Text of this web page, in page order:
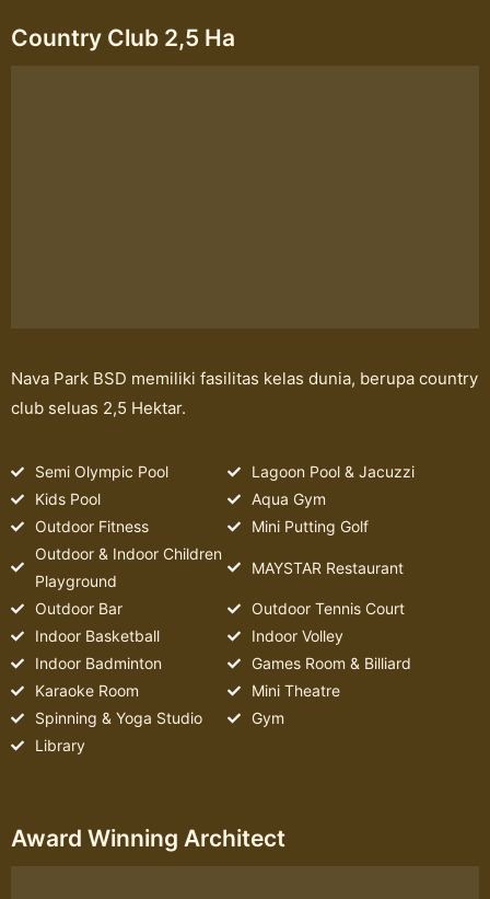
Country Club 2,5 Ha
Nava Park BSD memiliki fasilitas kelas dunia, berupa country
club seluas 2,5 Hektar.
Semi Olympic Pool
Lagoon Pool & Jacuzzi
Kids Pool
Aqua Gym
Outdoor Fitness
Mini Putting Golf
Outdoor & Indoor Children
Playground
MAYSTAR Restaurant
Outdoor Bar
Outdoor Tennis Court
Indoor Basketball
Indoor Volley
Indoor Badminton
Games Room & Billiard
Karaoke Room
Mini Theatre
Spinning & Yoga Studio
Gym
Library
Award Winning Architect